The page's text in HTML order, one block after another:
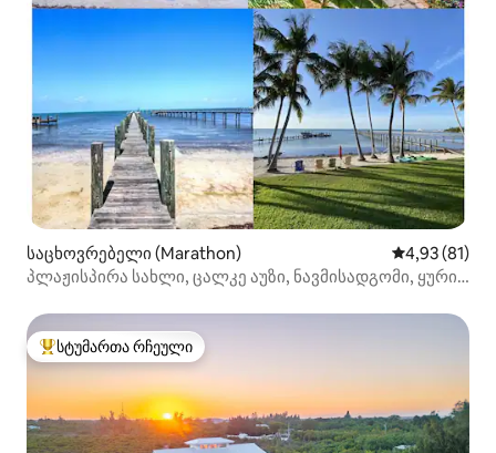
საცხოვრებელი (Marathon) საშუალო
4,93 (81)
პლაჟისპირა სახლი, ცალკე აუზი, ნავმისადგომი, ყურის
სტუმართა რჩეული მოწინავე ვარიანტი
სტუმართა რჩეული